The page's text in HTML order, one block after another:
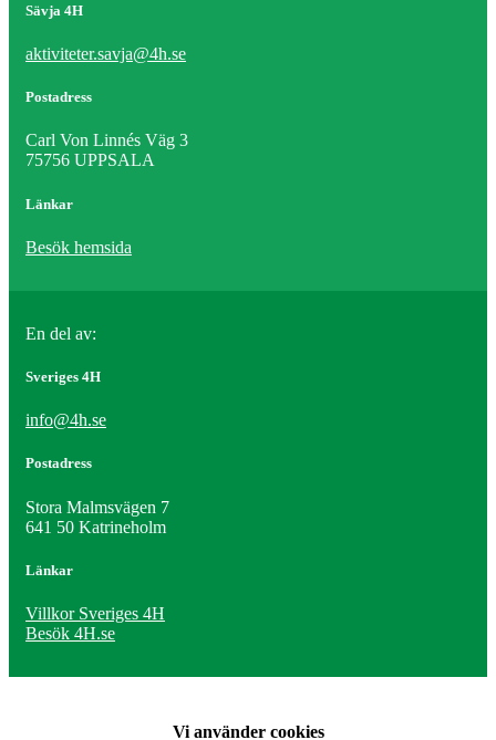
Sävja 4H
aktiviteter.savja@4h.se
Postadress
Carl Von Linnés Väg 3
75756 UPPSALA
Länkar
Besök hemsida
En del av:
Sveriges 4H
info@4h.se
Postadress
Stora Malmsvägen 7
641 50 Katrineholm
Länkar
Villkor Sveriges 4H
Besök 4H.se
Vi använder cookies